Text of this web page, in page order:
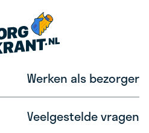
Werken als bezorger
Veelgestelde vragen